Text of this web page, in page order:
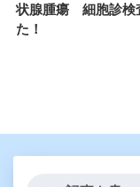
状腺腫瘍 細胞診検
た！